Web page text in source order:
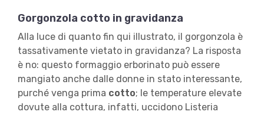
Gorgonzola cotto in gravidanza
Alla luce di quanto fin qui illustrato, il gorgonzola è
tassativamente vietato in gravidanza? La risposta
è no: questo formaggio erborinato può essere
mangiato anche dalle donne in stato interessante,
purché venga prima cotto; le temperature elevate
dovute alla cottura, infatti, uccidono Listeria